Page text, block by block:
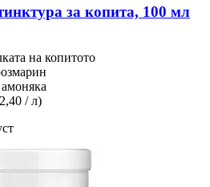
за копита, 100 мл
на копитото
/ л)